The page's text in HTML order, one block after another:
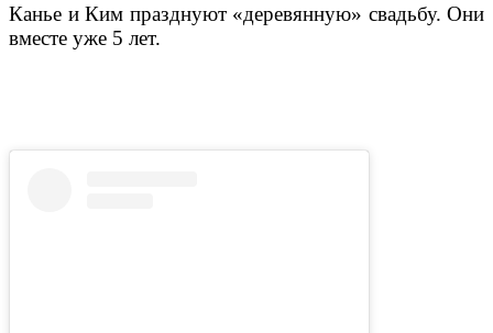
Канье и Ким празднуют «деревянную» свадьбу. Они
вместе уже 5 лет.